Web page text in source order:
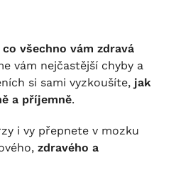
co všechno vám zdravá
vám nejčastější chyby a
si sami vyzkoušíte, jak
a příjemně.
i vy přepnete v mozku
zdravého a